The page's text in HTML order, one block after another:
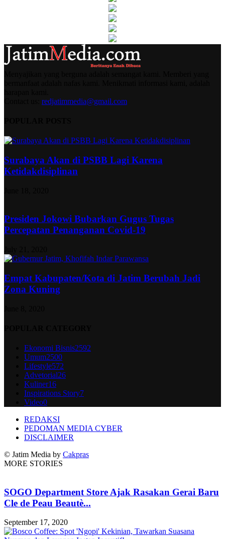
redjatimmedia@gmail.com
Surabaya Akan di PSBB Lagi Karena
Ketidakdisiplinan
Presiden Jokowi Bubarkan Gugus Tugas
Percepatan Penanganan Covid-19
Empat Kabupaten/Kota di Jatim Berubah Jadi
Zona Kuning
Ekonomi Bisnis2592
Umum2500
Lifestyle572
Advetorial26
Kuliner16
Inspirations Story7
Video0
REDAKSI
PEDOMAN MEDIA CYBER
DISCLAIMER
© Jatim Media by Cakpras
MORE STORIES
SOGO Department Store Ajak Rasakan Gerai Baru
Cle de Peau Beautè...
September 17, 2020